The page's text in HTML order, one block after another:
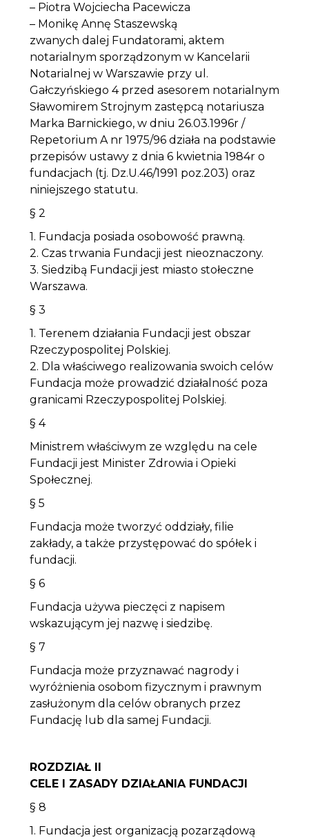
– Piotra Wojciecha Pacewicza
– Monikę Annę Staszewską
zwanych dalej Fundatorami, aktem
notarialnym sporządzonym w Kancelarii
Notarialnej w Warszawie przy ul.
Gałczyńskiego 4 przed asesorem notarialnym
Sławomirem Strojnym zastępcą notariusza
Marka Barnickiego, w dniu 26.03.1996r /
Repetorium A nr 1975/96 działa na podstawie
przepisów ustawy z dnia 6 kwietnia 1984r o
fundacjach (tj. Dz.U.46/1991 poz.203) oraz
niniejszego statutu.
§ 2
1. Fundacja posiada osobowość prawną.
2. Czas trwania Fundacji jest nieoznaczony.
3. Siedzibą Fundacji jest miasto stołeczne
Warszawa.
§ 3
1. Terenem działania Fundacji jest obszar
Rzeczypospolitej Polskiej.
2. Dla właściwego realizowania swoich celów
Fundacja może prowadzić działalność poza
granicami Rzeczypospolitej Polskiej.
§ 4
Ministrem właściwym ze względu na cele
Fundacji jest Minister Zdrowia i Opieki
Społecznej.
§ 5
Fundacja może tworzyć oddziały, filie
zakłady, a także przystępować do spółek i
fundacji.
§ 6
Fundacja używa pieczęci z napisem
wskazującym jej nazwę i siedzibę.
§ 7
Fundacja może przyznawać nagrody i
wyróżnienia osobom fizycznym i prawnym
zasłużonym dla celów obranych przez
Fundację lub dla samej Fundacji.
ROZDZIAŁ II
CELE I ZASADY DZIAŁANIA FUNDACJI
§ 8
1. Fundacja jest organizacją pozarządową